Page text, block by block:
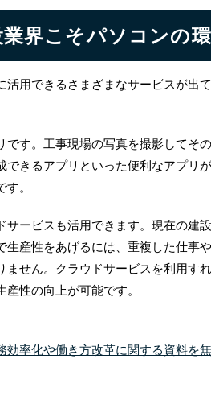
界こそパソコンの
活用できるさまざまなサービスが出
です。工事現場の写真を撮影してそ
できるアプリといった便利なアプリ
。
サービスも活用できます。現在の建
生産性をあげるには、重複した仕事
ません。クラウドサービスを利用す
産性の向上が可能です。
効率化や働き⽅改⾰に関する資料を